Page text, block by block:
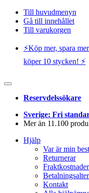
Till huvudmenyn
Gå till innehållet
Till varukorgen
⚡️Köp mer, spara
köper 10 stycken! ⚡️
Reservdelssökare
Sverige: Fri
Mer än 11.100
Hjälp
Var är min
Returnerar
Fraktkostnader
Kontakt